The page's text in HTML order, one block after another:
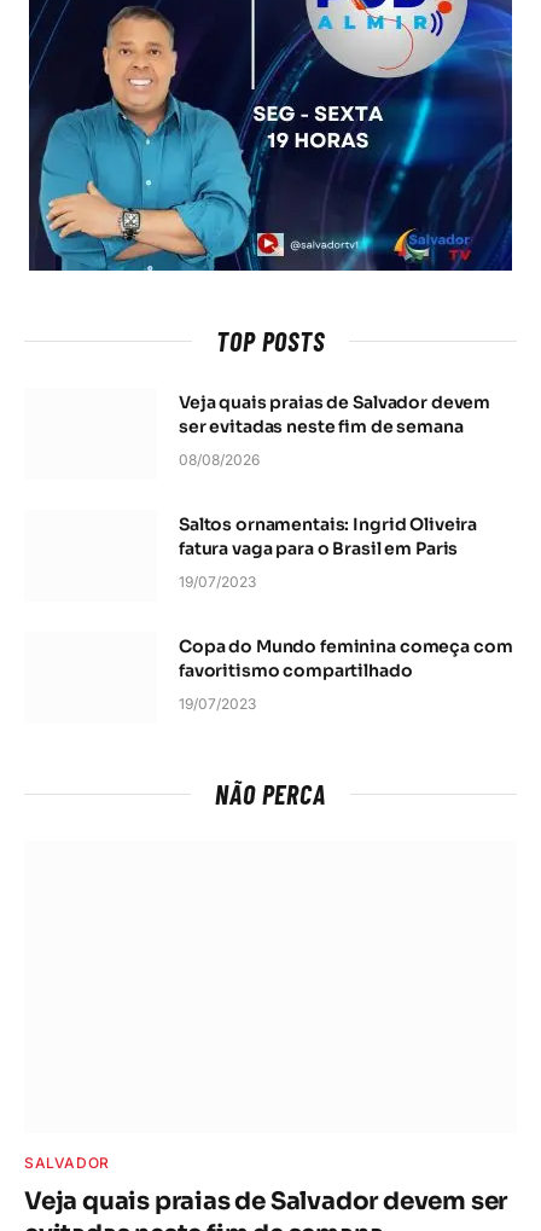
TOP POSTS
Veja quais praias de Salvador devem
ser evitadas neste fim de semana
08/08/2026
Saltos ornamentais: Ingrid Oliveira
fatura vaga para o Brasil em Paris
19/07/2023
Copa do Mundo feminina começa com
favoritismo compartilhado
19/07/2023
NÃO PERCA
SALVADOR
Veja quais praias de Salvador devem ser